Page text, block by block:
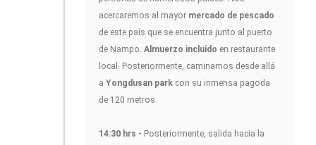
acercaremos al mayor mercado de pescado
de este país que se encuentra junto al puerto
de Nampo. Almuerzo incluido en restaurante
local. Posteriormente, caminamos desde allá
a Yongdusan park con su inmensa pagoda
de 120 metros.
14:30 hrs - Posteriormente, salida hacia la